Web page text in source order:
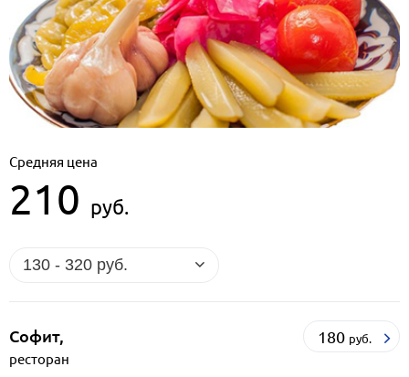
Средняя цена
210 руб.
180 руб.
Софит,
ресторан